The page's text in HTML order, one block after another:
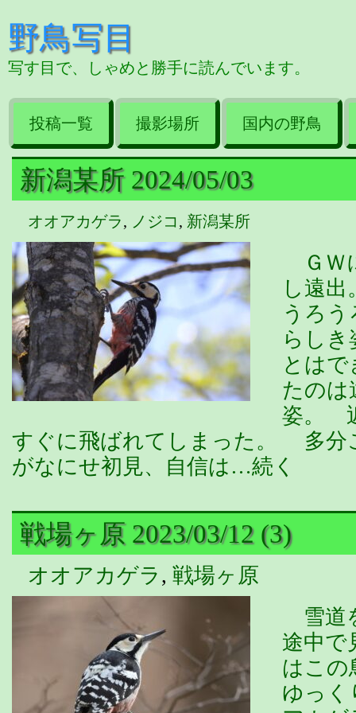
野鳥写目
写す目で、しゃめと勝手に読んでいます。
投稿一覧 撮影場所 国内の野鳥
新潟某所 2024/05/03
オオアカゲラ, ノジコ , 新潟某所
ＧＷ
し遠
うろ
らし
とは
たのは
姿。
すぐに飛ばれてしまった。 多分
がなにせ初見、自信は…続く
戦場ヶ原 2023/03/12 (3)
オオアカゲラ , 戦場ヶ原
雪道
途中で
はこの
ゆっく